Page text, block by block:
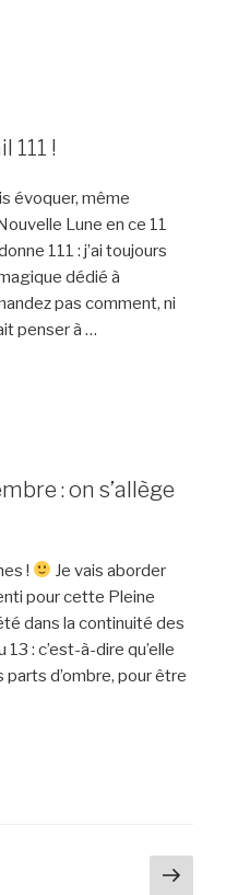
111 !
évoquer, même
Lune en ce 11
111 : j’ai toujours
dédié à
pas comment, ni
penser à …
: on s’allège
!
Je vais aborder
pour cette Pleine
dans la continuité des
: c’est-à-dire qu’elle
d’ombre, pour être